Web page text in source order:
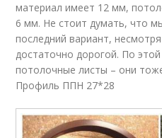
материал имеет 12 мм,
6 мм. Не стоит думать, что
последний вариант,
достаточно дорогой. По
потолочные листы – они
Профиль ППН 27*28